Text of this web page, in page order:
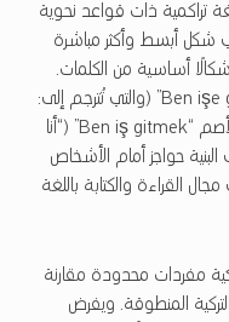
تراكمية ذات قواعد نحوية
شكل أبسط وأكثر مباشرة
أساسية من الكلمات.
على سبيل المثال، بدلاً من قول “Ben işe gidiyorum” (والتي تُترجم إلى:
“أنا ذاهب إلى العمل”)، قد يقول الشخص الأصم “Ben iş gitmek” (“أنا
حواجز أمام الأشخاص
القراءة والكتابة باللغة
مفردات محدودة مقارنة
المنطوقة. ويفرض